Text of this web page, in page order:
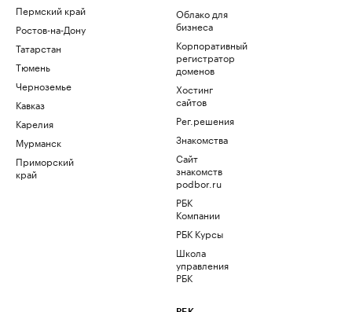
Пермский край
Ростов-на-Дону
Татарстан
Тюмень
Черноземье
Кавказ
Карелия
Мурманск
Приморский
край
Облако для
бизнеса
Корпоративный
регистратор
доменов
Хостинг
сайтов
Рег.решения
Знакомства
Сайт
знакомств
podbor.ru
РБК
Компании
РБК Курсы
Школа
управления
РБК